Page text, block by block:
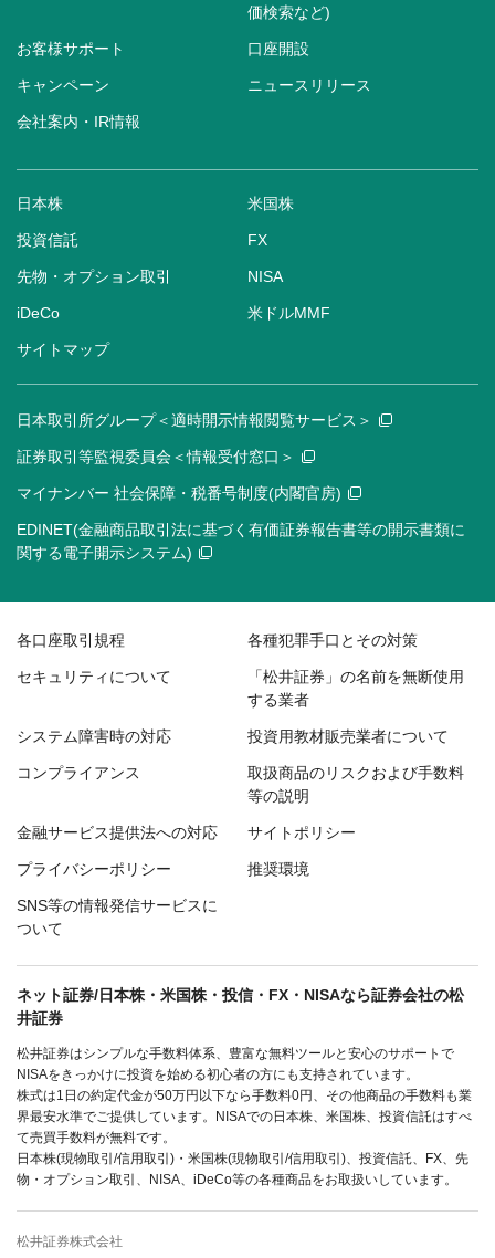
価検索など)
お客様サポート 口座開設
キャンペーン ニュースリリース
会社案内・IR情報
日本株 米国株
投資信託 FX
先物・オプション取引 NISA
iDeCo 米ドルMMF
サイトマップ
日本取引所グループ＜適時開示情報閲覧サービス＞
証券取引等監視委員会＜情報受付窓口＞
マイナンバー 社会保障・税番号制度(内閣官房)
EDINET(金融商品取引法に基づく有価証券報告書等の開示書類に
関する電子開示システム)
各口座取引規程 各種犯罪手口とその対策
セキュリティについて
「松井証券」の名前を無断使用
する業者
システム障害時の対応 投資用教材販売業者について
コンプライアンス
取扱商品のリスクおよび手数料
等の説明
金融サービス提供法への対応 サイトポリシー
プライバシーポリシー 推奨環境
SNS等の情報発信サービスに
ついて
ネット証券/日本株・米国株・投信・FX・NISAなら証券会社の松
井証券
松井証券はシンプルな手数料体系、豊富な無料ツールと安心のサポートで
NISAをきっかけに投資を始める初心者の方にも支持されています。
株式は1日の約定代金が50万円以下なら手数料0円、その他商品の手数料も業
界最安水準でご提供しています。NISAでの日本株、米国株、投資信託はすべ
て売買手数料が無料です。
日本株(現物取引/信用取引)・米国株(現物取引/信用取引)、投資信託、FX、先
物・オプション取引、NISA、iDeCo等の各種商品をお取扱いしています。
松井証券株式会社